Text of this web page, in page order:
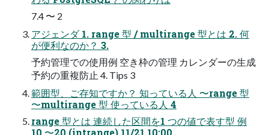
7.4 〜 2
アジェンダ 1. range 型 / multirange 型とは 2. 何
が便利なのか？ 3.
予約管理での使用例 空き枠の管理 カレンダーの生成
予約の重複防止 4. Tips 3
範囲型、ご存知ですか？ 知っている人 〜range 型
〜multirange 型 使っている人 4
range 型とは 連続した区間を1 つの値で表す型 例
10 〜20 (intrange) 11/21 10:00